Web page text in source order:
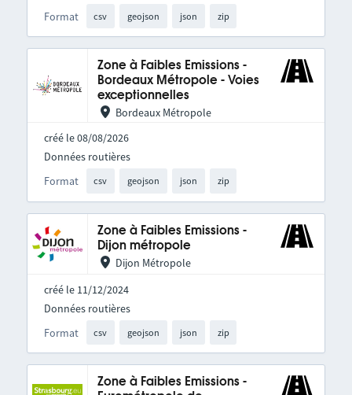
Format csv geojson json zip
Zone à Faibles Emissions -
Bordeaux Métropole - Voies
exceptionnelles
Bordeaux Métropole
créé le 08/08/2026
Format csv geojson json zip
Données routières
Zone à Faibles Emissions -
Dijon métropole
Dijon Métropole
créé le 11/12/2024
Format csv geojson json zip
Données routières
Zone à Faibles Emissions -